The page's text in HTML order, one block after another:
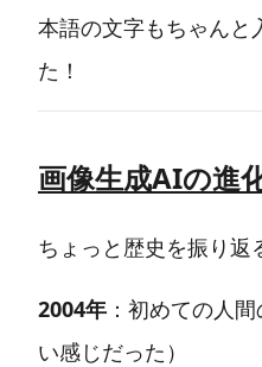
本語の文字もちゃんと
た！
画像生成AIの進
ちょっと歴史を振り返
2004年 ：初めての人
い感じだった）